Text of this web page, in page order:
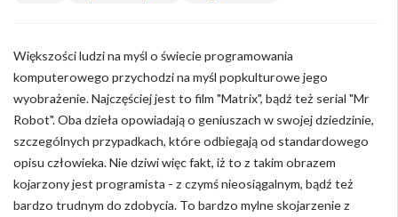
Większości ludzi na myśl o świecie programowania
komputerowego przychodzi na myśl popkulturowe jego
wyobrażenie. Najczęściej jest to film "Matrix", bądź też serial "Mr
Robot". Oba dzieła opowiadają o geniuszach w swojej dziedzinie,
szczególnych przypadkach, które odbiegają od standardowego
opisu człowieka. Nie dziwi więc fakt, iż to z takim obrazem
kojarzony jest programista - z czymś nieosiągalnym, bądź też
bardzo trudnym do zdobycia. To bardzo mylne skojarzenie z